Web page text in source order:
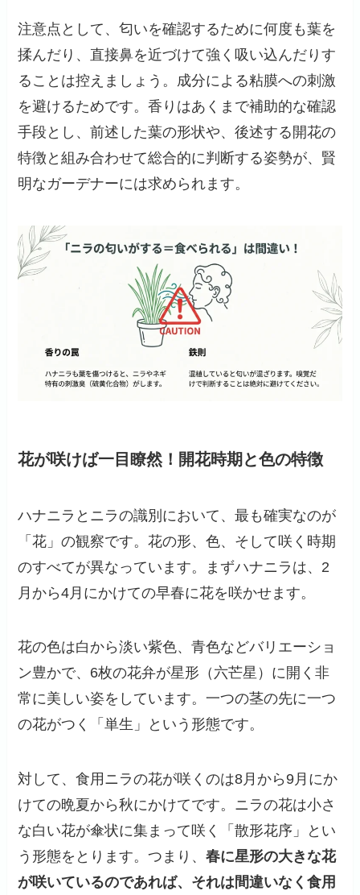
注意点として、匂いを確認するために何度も葉を
揉んだり、直接鼻を近づけて強く吸い込んだりす
ることは控えましょう。成分による粘膜への刺激
を避けるためです。香りはあくまで補助的な確認
手段とし、前述した葉の形状や、後述する開花の
特徴と組み合わせて総合的に判断する姿勢が、賢
明なガーデナーには求められます。
花が咲けば一目瞭然！開花時期と色の特徴
ハナニラとニラの識別において、最も確実なのが
「花」の観察です。花の形、色、そして咲く時期
のすべてが異なっています。まずハナニラは、2
月から4月にかけての早春に花を咲かせます。
花の色は白から淡い紫色、青色などバリエーショ
ン豊かで、6枚の花弁が星形（六芒星）に開く非
常に美しい姿をしています。一つの茎の先に一つ
の花がつく「単生」という形態です。
対して、食用ニラの花が咲くのは8月から9月にか
けての晩夏から秋にかけてです。ニラの花は小さ
な白い花が傘状に集まって咲く「散形花序」とい
う形態をとります。つまり、春に星形の大きな花
が咲いているのであれば、それは間違いなく食用